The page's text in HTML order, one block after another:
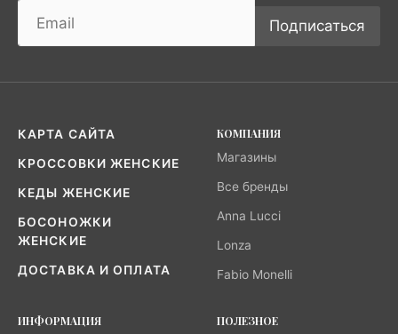
Подписаться
КАРТА САЙТА
КРОССОВКИ ЖЕНСКИЕ
КЕДЫ ЖЕНСКИЕ
БОСОНОЖКИ
ЖЕНСКИЕ
ДОСТАВКА И ОПЛАТА
КОМПАНИЯ
Магазины
Все бренды
Anna Lucci
Lonza
Fabio Monelli
ИНФОРМАЦИЯ
ПОЛЕЗНОЕ